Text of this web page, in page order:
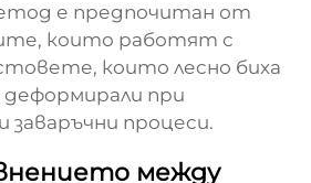
е предпочитан от
които работят с
които лесно биха
деформирали при
заваръчни процеси.
между